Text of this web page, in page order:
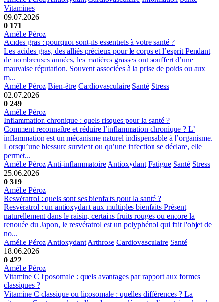
Vitamines
09.07.2026
0 171
Amélie Péroz
Acides gras : pourquoi sont-ils essentiels à votre santé ?
Les acides gras, des alliés précieux pour le corps et l’esprit Pendant
de nombreuses années, les matières grasses ont souffert d’une
mauvaise réputation. Souvent associées à la prise de poids ou aux
m...
Amélie Péroz Bien-être Cardiovasculaire Santé Stress
02.07.2026
0 249
Amélie Péroz
Inflammation chronique : quels risques pour la santé ?
Comment reconnaître et réduire l’inflammation chronique ? L’
inflammation est un mécanisme naturel indispensable à l’organisme.
Lorsqu’une blessure survient ou qu’une infection se déclare, elle
permet...
Amélie Péroz Anti-inflammatoire Antioxydant Fatigue Santé Stress
25.06.2026
0 319
Amélie Péroz
Resvératrol : quels sont ses bienfaits pour la santé ?
Resvératrol : un antioxydant aux multiples bienfaits Présent
naturellement dans le raisin, certains fruits rouges ou encore la
renouée du Japon, le resvératrol est un polyphénol qui fait l'objet de
no...
Amélie Péroz Antioxydant Arthrose Cardiovasculaire Santé
18.06.2026
0 422
Amélie Péroz
Vitamine C liposomale : quels avantages par rapport aux formes
classiques ?
Vitamine C classique ou liposomale : quelles différences ? La